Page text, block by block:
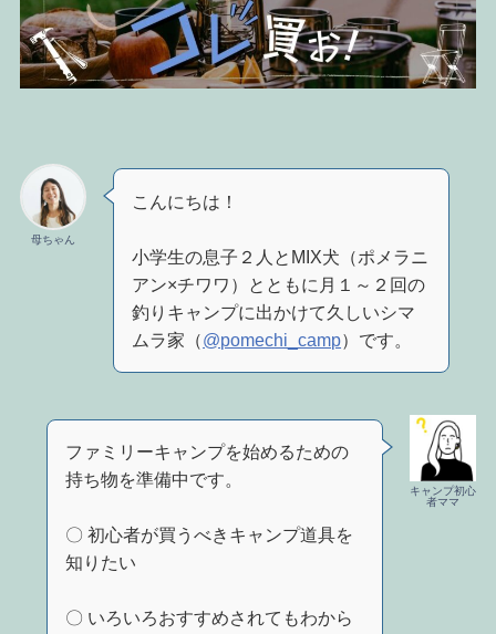
母ちゃん
こんにちは！
小学生の息子２人とMIX犬（ポメラニ
アン×チワワ）とともに月１～２回の
釣りキャンプに出かけて久しいシマ
ムラ家（@pomechi_camp）です。
キャンプ初心
者ママ
ファミリーキャンプを始めるための
持ち物を準備中です。
〇 初心者が買うべきキャンプ道具を
知りたい
〇 いろいろおすすめされてもわから